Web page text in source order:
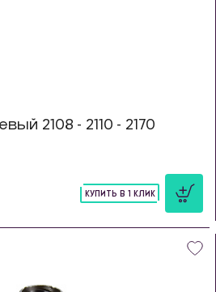
2108 - 2110 - 2170
КУПИТЬ В 1 КЛИК